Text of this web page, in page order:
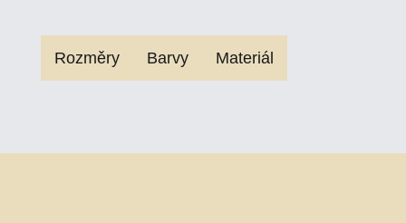
Rozměry Barvy Materiál